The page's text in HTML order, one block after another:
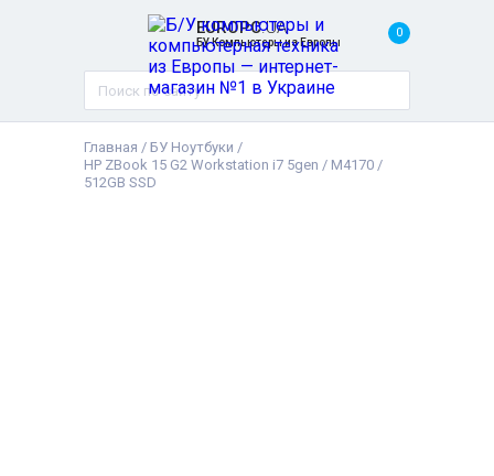
EUROPC.UA
БУ Компьютеры из Европы
0
Главная / БУ Ноутбуки /
HP ZBook 15 G2 Workstation i7 5gen / M4170 /
512GB SSD